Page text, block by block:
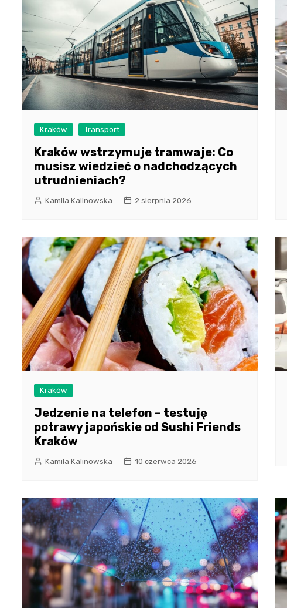
Kraków Transport
Kraków wstrzymuje tramwaje: Co
musisz wiedzieć o nadchodzących
utrudnieniach?
Kamila Kalinowska 2 sierpnia 2026
Kraków
Jedzenie na telefon – testuję
potrawy japońskie od Sushi Friends
Kraków
Kamila Kalinowska 10 czerwca 2026